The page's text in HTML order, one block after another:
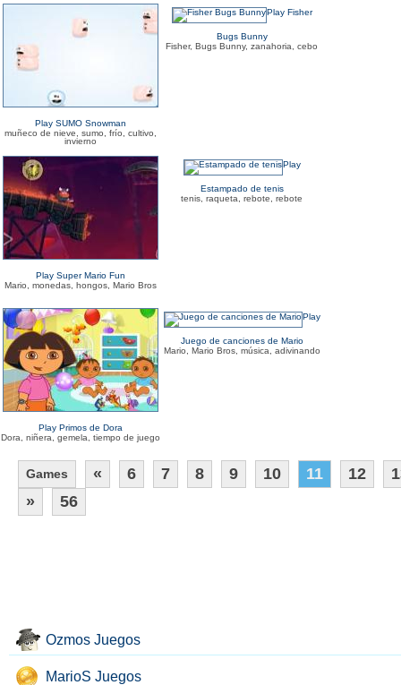
Play SUMO Snowman
muñeco de nieve, sumo, frío, cultivo,
invierno
Play Fisher
Bugs Bunny
Fisher, Bugs Bunny, zanahoria, cebo
Play Super Mario Fun
Mario, monedas, hongos, Mario Bros
Play
Estampado de tenis
tenis, raqueta, rebote, rebote
Play Primos de Dora
Dora, niñera, gemela, tiempo de juego
Play
Juego de canciones de Mario
Mario, Mario Bros, música, adivinando
Games « 6 7 8 9 10 11 12
»
56
Ozmos Juegos
MarioS Juegos